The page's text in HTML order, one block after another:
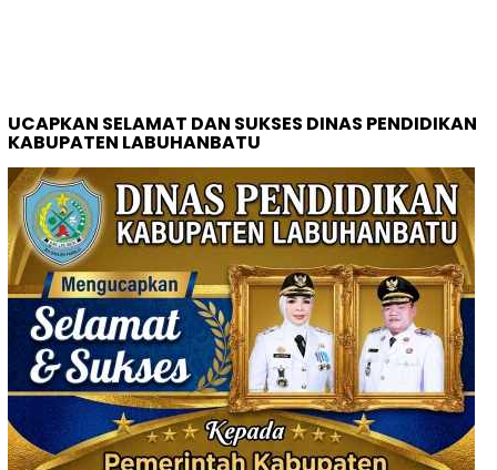
UCAPKAN SELAMAT DAN SUKSES DINAS PENDIDIKAN
KABUPATEN LABUHANBATU